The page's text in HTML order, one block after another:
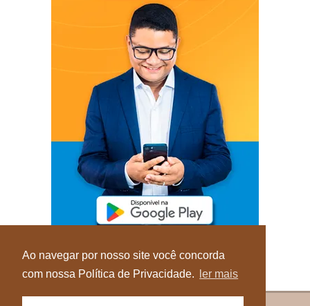
Ao navegar por nosso site você concorda
com nossa Política de Privacidade.
ler mais